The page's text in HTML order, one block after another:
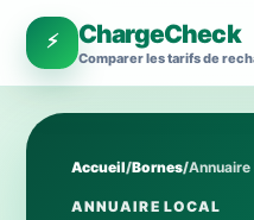
⚡ ChargeCheck
Comparer les tarifs de
Accueil/Bornes/Annuaire
ANNUAIRE LOCAL